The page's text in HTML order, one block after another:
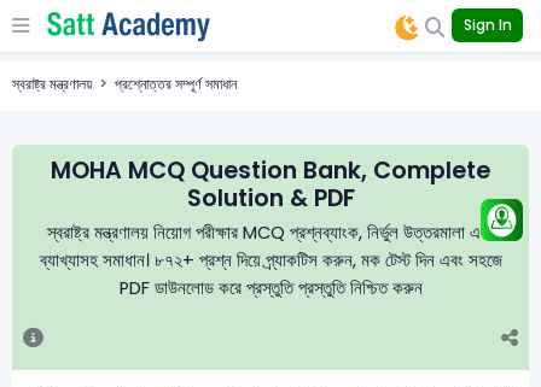
Sign In
স্বরাষ্ট্র মন্ত্রণালয় প্রশ্নোত্তর সম্পূর্ণ সমাধান
MOHA MCQ Question Bank, Complete
Solution & PDF
স্বরাষ্ট্র মন্ত্রণালয় নিয়োগ পরীক্ষার MCQ প্রশ্নব্যাংক, নির্ভুল উত্তরমালা এবং
ব্যাখ্যাসহ সমাধান। ৮৭২+ প্রশ্ন দিয়ে প্র্যাকটিস করুন, মক টেস্ট দিন এবং সহজে
PDF ডাউনলোড করে প্রস্তুতি প্রস্তুতি নিশ্চিত করুন